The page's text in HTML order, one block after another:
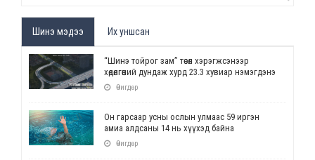
Шинэ мэдээ Их уншсан
“Шинэ тойрог зам” төсөл хэрэгжсэнээр
хөдөлгөөний дундаж хурд 23.3 хувиар нэмэгдэнэ
Өчигдөр
Он гарсаар усны ослын улмаас 59 иргэн
амиа алдсаны 14 нь хүүхэд байна
Өчигдөр